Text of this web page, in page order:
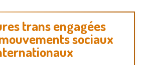
trans engagées
sociaux